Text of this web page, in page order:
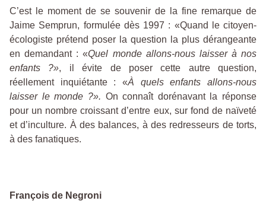
C’est le moment de se souvenir de la fine remarque de
Jaime Semprun, formulée dès 1997 : «Quand le citoyen-
écologiste prétend poser la question la plus dérangeante
en demandant : «Quel monde allons-nous laisser à nos
enfants ?», il évite de poser cette autre question,
réellement inquiétante : «À quels enfants allons-nous
laisser le monde ?». On connaît dorénavant la réponse
pour un nombre croissant d’entre eux, sur fond de naïveté
et d’inculture. À des balances, à des redresseurs de torts,
à des fanatiques.
François de Negroni